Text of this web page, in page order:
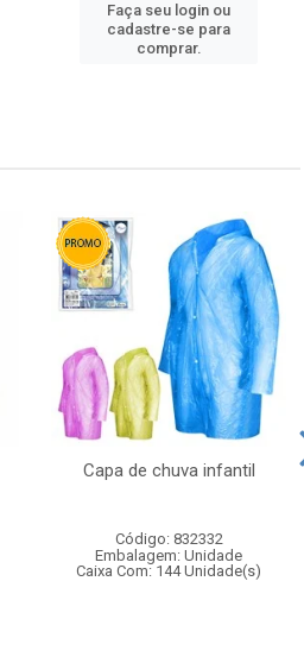
Faça seu login ou
cadastre-se para
comprar.
Capa de chuva infantil
Código: 832332
Embalagem: Unidade
Caixa Com: 144 Unidade(s)